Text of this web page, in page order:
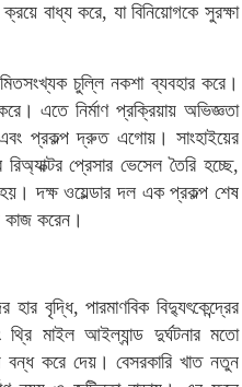
বাধ্য করে, যা বিনিয়োগকে সুরক্ষা
চুল্লি নকশা ব্যবহার করে।
এতে নির্মাণ প্রক্রিয়ায় অভিজ্ঞতা
প্রকল্প দ্রুত এগোয়। সাংহাইয়ের
রিঅ্যাক্টর প্রেসার ভেসেল তৈরি হচ্ছে,
দক্ষ ওয়েল্ডার দল এক প্রকল্প শেষ
কাজ করেন।
বৃদ্ধি, পারমাণবিক বিদ্যুৎকেন্দ্রের
থ্রি মাইল আইল্যান্ড দুর্ঘটনার মতো
বন্ধ করে দেয়। বেসরকারি খাত নতুন